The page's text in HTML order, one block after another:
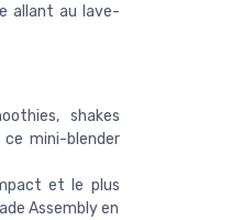
allant au lave-
shakes
mini-blender
et le plus
Assembly en